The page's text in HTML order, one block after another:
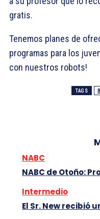
gratis.
Tenemos planes de
programas para los
con nuestros robots!
TAGS
NABC
NABC de Otoño:
Intermedio
El Sr. New recibió